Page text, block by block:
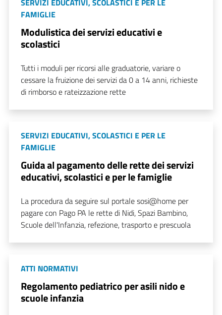
FAMIGLIE
Modulistica dei servizi educativi e
scolastici
Tutti i moduli per ricorsi alle graduatorie, variare o
cessare la fruizione dei servizi da 0 a 14 anni, richieste
di rimborso e rateizzazione rette
SERVIZI EDUCATIVI, SCOLASTICI E PER LE
FAMIGLIE
Guida al pagamento delle rette dei servizi
educativi, scolastici e per le famiglie
La procedura da seguire sul portale sosi@home per
pagare con Pago PA le rette di Nidi, Spazi Bambino,
Scuole dell'Infanzia, refezione, trasporto e prescuola
ATTI NORMATIVI
Regolamento pediatrico per asili nido e
scuole infanzia